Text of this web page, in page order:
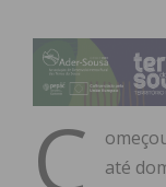
C
até